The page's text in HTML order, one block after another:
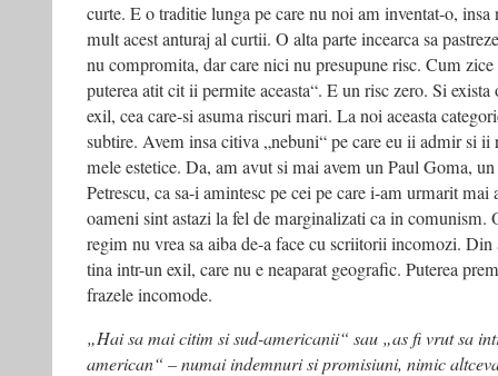
curte. E o traditie lunga pe care nu noi am inventat-o, insa
mult acest anturaj al curtii. O alta parte incearca sa
nu compromita, dar care nici nu presupune risc. Cum
puterea atit cit ii permite aceasta“. E un risc zero. Si
exil, cea care-si asuma riscuri mari. La noi aceasta
subtire. Avem insa citiva „nebuni“ pe care eu ii admir si ii
mele estetice. Da, am avut si mai avem un Paul Goma,
Petrescu, ca sa-i amintesc pe cei pe care i-am urmarit mai
oameni sint astazi la fel de marginalizati ca in comunism.
regim nu vrea sa aiba de-a face cu scriitorii incomozi. Din
tina intr-un exil, care nu e neaparat geografic. Puterea
frazele incomode.
„Hai sa mai citim si sud-americanii“ sau „as fi vrut sa
american“ – numai indemnuri si promisiuni, nimic